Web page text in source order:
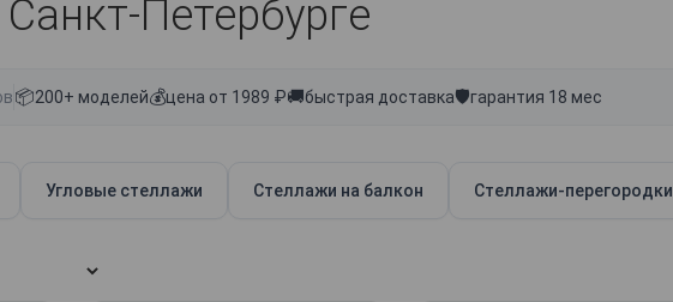
Петербурге
📦200+ моделей💰цена от 1989 ₽🚚быстрая доставка🛡гарантия 18 мес
Угловые стеллажи Стеллажи на балкон Стеллажи-перегородки